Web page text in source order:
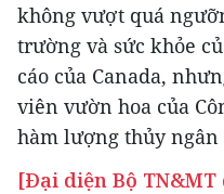
không vượt quá
trường và sức khỏe
cáo của Canada,
viên vườn hoa của
hàm lượng thủy
[Đại diện Bộ